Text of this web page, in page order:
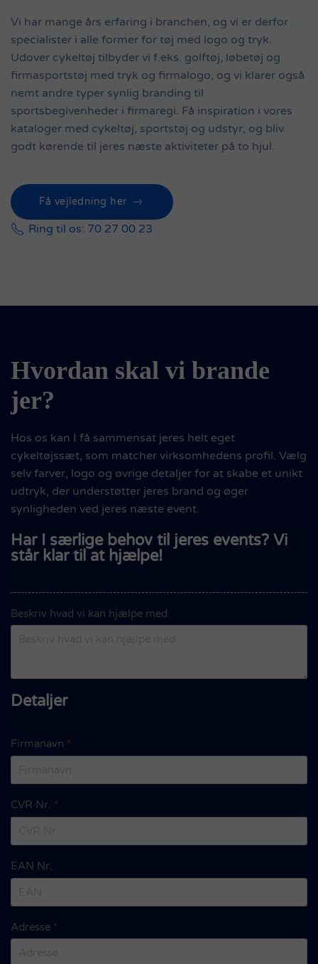
Vi har mange års erfaring i branchen, og vi er derfor
specialister i alle former for tøj med logo og tryk.
Udover cykeltøj tilbyder vi f.eks. golftøj, løbetøj og
firmasportstøj med tryk og firmalogo, og vi klarer også
nemt andre typer synlig branding til
sportsbegivenheder i firmaregi. Få inspiration i vores
kataloger med cykeltøj, sportstøj og udstyr, og bliv
godt kørende til jeres næste aktiviteter på to hjul.
Få vejledning her
Ring til os: 70 27 00 23
Hvordan skal vi brande
jer?
Hos os kan I få sammensat jeres helt eget
cykeltøjssæt, som matcher virksomhedens profil. Vælg
selv farver, logo og øvrige detaljer for at skabe et unikt
udtryk, der understøtter jeres brand og øger
synligheden ved jeres næste event.
Har I særlige behov til jeres events? Vi
står klar til at hjælpe!
Beskriv hvad vi kan hjælpe med
Detaljer
Firmanavn *
CVR Nr. *
EAN Nr.
Adresse *